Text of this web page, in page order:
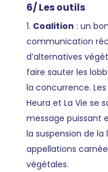
6/ Les outils
Coalition : un
communication
d’alternatives
faire sauter les
la concurrence.
Heura et La Vie se
message puissant
la suspension de la
appellations
végétales.